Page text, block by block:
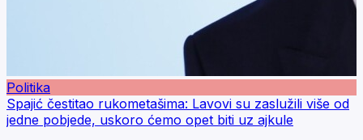
Politika
Spajić čestitao rukometašima: Lavovi su zaslužili više od
jedne pobjede, uskoro ćemo opet biti uz ajkule